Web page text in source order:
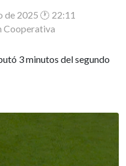
de 2025 🕐 22:11
Cooperativa
3 minutos del segundo